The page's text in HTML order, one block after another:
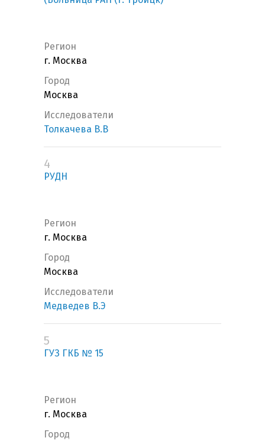
Регион
г. Москва
Город
Москва
Исследователи
Толкачева В.В
4
РУДН
Регион
г. Москва
Город
Москва
Исследователи
Медведев В.Э
5
ГУЗ ГКБ № 15
Регион
г. Москва
Город